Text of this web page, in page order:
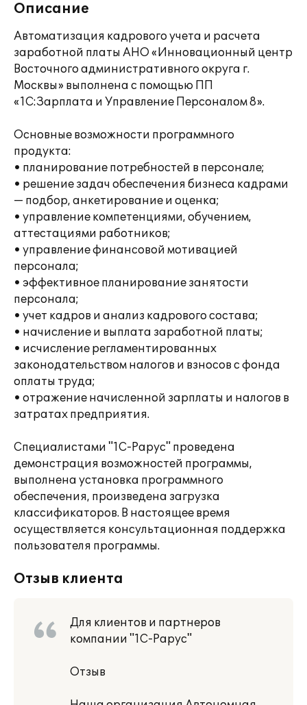
Описание
Автоматизация кадрового учета и расчета
заработной платы АНО «Инновационный центр
Восточного административного округа г.
Москвы» выполнена с помощью ПП
«1С:Зарплата и Управление Персоналом 8».
Основные возможности программного
продукта:
• планирование потребностей в персонале;
• решение задач обеспечения бизнеса кадрами
— подбор, анкетирование и оценка;
• управление компетенциями, обучением,
аттестациями работников;
• управление финансовой мотивацией
персонала;
• эффективное планирование занятости
персонала;
• учет кадров и анализ кадрового состава;
• начисление и выплата заработной платы;
• исчисление регламентированных
законодательством налогов и взносов с фонда
оплаты труда;
• отражение начисленной зарплаты и налогов в
затратах предприятия.
Специалистами "1С-Рарус" проведена
демонстрация возможностей программы,
выполнена установка программного
обеспечения, произведена загрузка
классификаторов. В настоящее время
осуществляется консультационная поддержка
пользователя программы.
Отзыв клиента
Для клиентов и партнеров
компании "1С-Рарус"
Отзыв